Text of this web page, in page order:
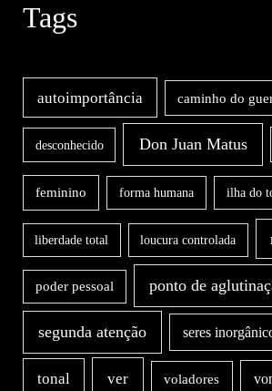
Tags
autoimportância caminho do
desconhecido Don Juan Matus
feminino forma humana ilha do
liberdade total loucura controlada
poder pessoal ponto de
segunda atenção seres
tonal ver voladores